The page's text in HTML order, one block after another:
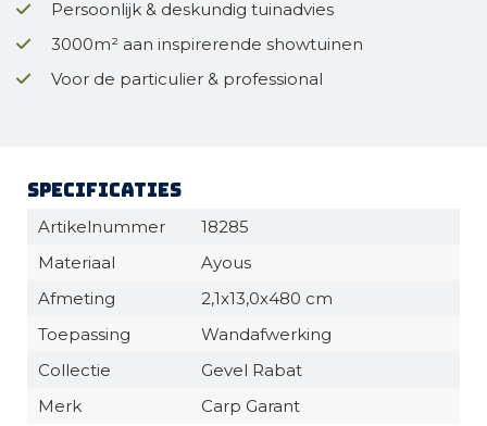
Persoonlijk & deskundig tuinadvies
3000m² aan inspirerende showtuinen
Voor de particulier & professional
Specificaties
Artikelnummer
18285
Materiaal
Ayous
Afmeting
2,1x13,0x480 cm
Toepassing
Wandafwerking
Collectie
Gevel Rabat
Merk
Carp Garant